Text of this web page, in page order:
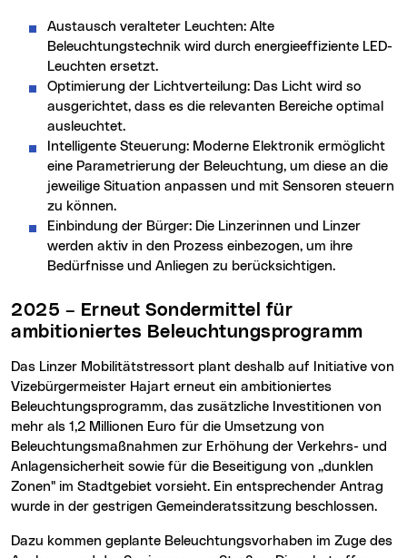
Austausch veralteter Leuchten: Alte
Beleuchtungstechnik wird durch energieeffiziente LED-
Leuchten ersetzt.
Optimierung der Lichtverteilung: Das Licht wird so
ausgerichtet, dass es die relevanten Bereiche optimal
ausleuchtet.
Intelligente Steuerung: Moderne Elektronik ermöglicht
eine Parametrierung der Beleuchtung, um diese an die
jeweilige Situation anpassen und mit Sensoren steuern
zu können.
Einbindung der Bürger: Die Linzerinnen und Linzer
werden aktiv in den Prozess einbezogen, um ihre
Bedürfnisse und Anliegen zu berücksichtigen.
2025 – Erneut Sondermittel für
ambitioniertes Beleuchtungsprogramm
Das Linzer Mobilitätstressort plant deshalb auf Initiative von
Vizebürgermeister Hajart erneut ein ambitioniertes
Beleuchtungsprogramm, das zusätzliche Investitionen von
mehr als 1,2 Millionen Euro für die Umsetzung von
Beleuchtungsmaßnahmen zur Erhöhung der Verkehrs- und
Anlagensicherheit sowie für die Beseitigung von „dunklen
Zonen" im Stadtgebiet vorsieht. Ein entsprechender Antrag
wurde in der gestrigen Gemeinderatssitzung beschlossen.
Dazu kommen geplante Beleuchtungsvorhaben im Zuge des